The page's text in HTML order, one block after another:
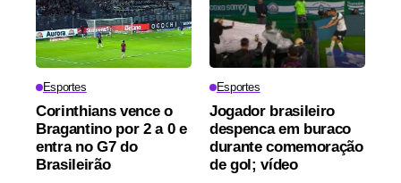
Esportes
Corinthians vence o
Bragantino por 2 a 0 e
entra no G7 do
Brasileirão
Esportes
Jogador brasileiro
despenca em buraco
durante comemoração
de gol; vídeo